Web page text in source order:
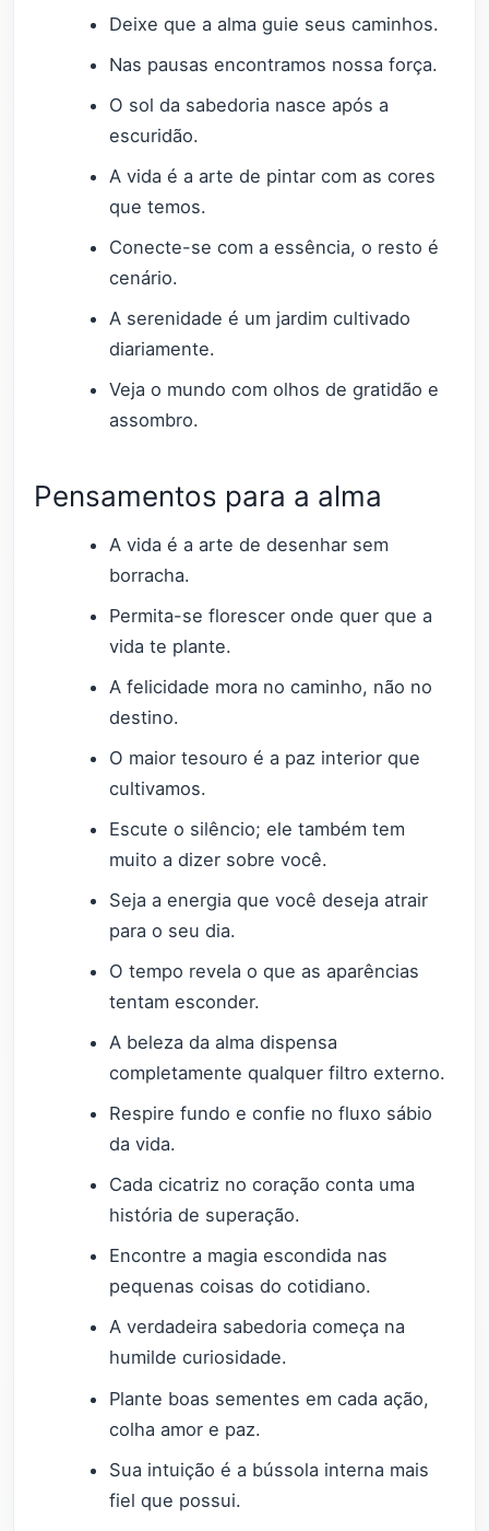
Deixe que a alma guie seus caminhos.
Nas pausas encontramos nossa força.
O sol da sabedoria nasce após a
escuridão.
A vida é a arte de pintar com as cores
que temos.
Conecte-se com a essência, o resto é
cenário.
A serenidade é um jardim cultivado
diariamente.
Veja o mundo com olhos de gratidão e
assombro.
Pensamentos para a alma
A vida é a arte de desenhar sem
borracha.
Permita-se florescer onde quer que a
vida te plante.
A felicidade mora no caminho, não no
destino.
O maior tesouro é a paz interior que
cultivamos.
Escute o silêncio; ele também tem
muito a dizer sobre você.
Seja a energia que você deseja atrair
para o seu dia.
O tempo revela o que as aparências
tentam esconder.
A beleza da alma dispensa
completamente qualquer filtro externo.
Respire fundo e confie no fluxo sábio
da vida.
Cada cicatriz no coração conta uma
história de superação.
Encontre a magia escondida nas
pequenas coisas do cotidiano.
A verdadeira sabedoria começa na
humilde curiosidade.
Plante boas sementes em cada ação,
colha amor e paz.
Sua intuição é a bússola interna mais
fiel que possui.